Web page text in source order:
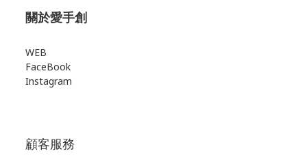
關於愛手創
WEB
FaceBook
Instagram
顧客服務